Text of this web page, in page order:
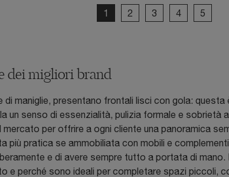
1 2 3 4 5
dei migliori brand
maniglie, presentano frontali lisci con gola:
un senso di essenzialità, pulizia formale e sobrietà
mercato per offrire a ogni cliente una panoramica
più pratica se ammobiliata con mobili e
e di avere sempre tutto a portata di
e perché sono ideali per completare spazi piccoli,